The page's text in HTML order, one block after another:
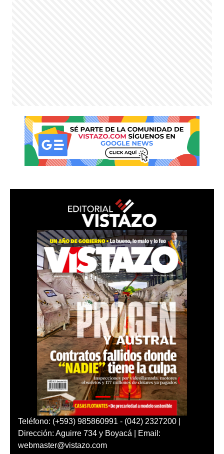
Teléfono: (+593) 985860991 - (042) 2327200 |
Dirección: Aguirre 734 y Boyacá | Email:
webmaster@vistazo.com